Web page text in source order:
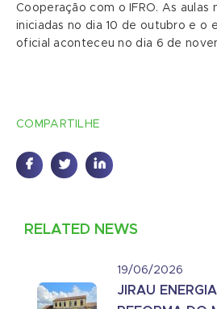
Cooperação com o IFRO. As aulas
iniciadas no dia 10 de outubro e o
oficial aconteceu no dia 6 de
COMPARTILHE
RELATED NEWS
19/06/2026
JIRAU